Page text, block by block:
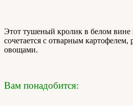
Этот тушеный кролик в белом вине
сочетается с отварным
овощами.
Вам понадобится: